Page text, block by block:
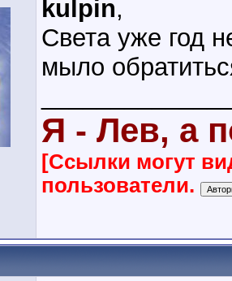
kulpin,
Света уже год
мыло
Я - Лев, а
[Ссылки могут
пользователи.